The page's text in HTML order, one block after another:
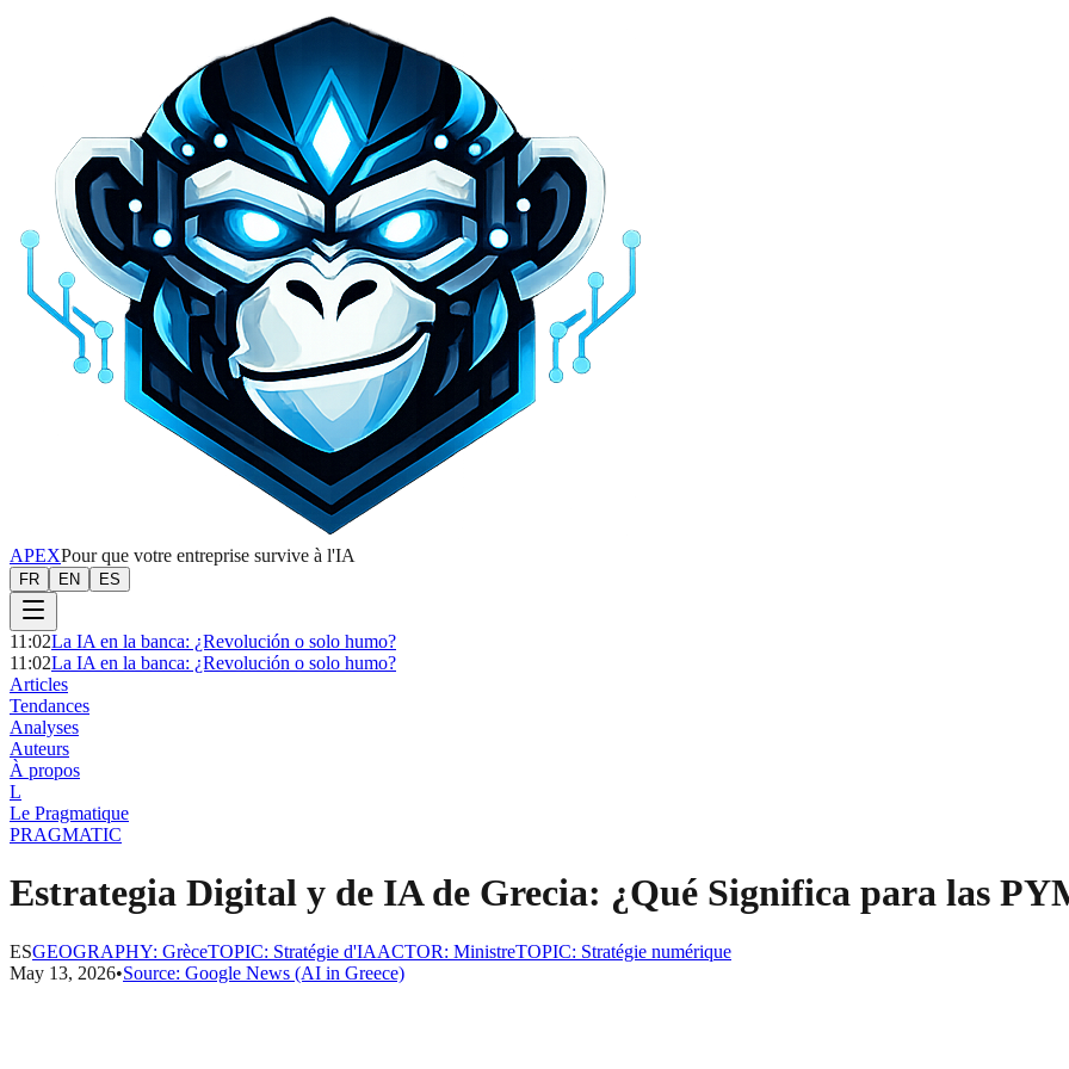
APEXPour que votre entreprise survive à l'IA
FR EN ES
11:02La IA en la banca: ¿Revolución o solo humo?
11:02La IA en la banca: ¿Revolución o solo humo?
Articles
Tendances
Analyses
Auteurs
À propos
L
Le Pragmatique
PRAGMATIC
Estrategia Digital y de IA de Grecia: ¿Qué Significa para las
ESGEOGRAPHY: GrèceTOPIC: Stratégie d'IAACTOR: MinistreTOPIC: Stratégie numérique
May 13, 2026•Source: Google News (AI in Greece)